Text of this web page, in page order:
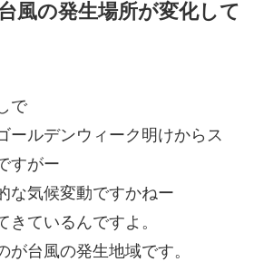
風の発生場所が変化して
で
ールデンウィーク明けからス
すがー
な気候変動ですかねー
きているんですよ。
が台風の発生地域です。